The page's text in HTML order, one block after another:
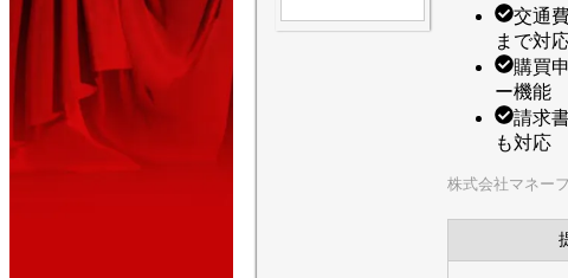
交通
まで対
購買
ー機能
請求
も対応
株式会社マネー